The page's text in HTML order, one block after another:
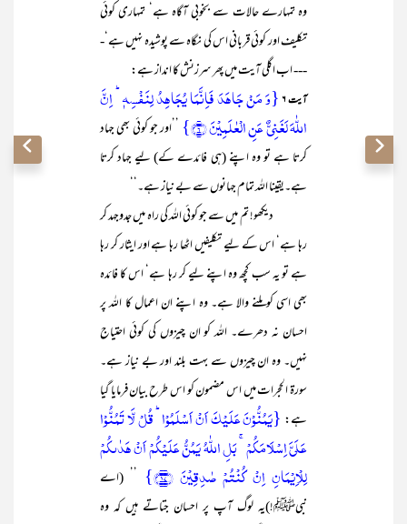
وہ تمہارے حالات سے بخوبی آگاہ ہے‘ تمہاری کوئی
تکلیف اور کوئی قربانی اس کی نگاہ سے پوشیدہ نہیں ہے‘-
--- اب اگلی آیت میں پھر سرزنش کا انداز ہے:
آیت ۶ {وَ مَنۡ جَاہَدَ فَاِنَّمَا یُجَاہِدُ لِنَفۡسِہٖ ؕ اِنَّ
اللّٰہَ لَغَنِیٌّ عَنِ الۡعٰلَمِیۡنَ ﴿۶﴾}
’’اور جو کوئی بھی جہاد
کرتا ہے تو وہ اپنے (ہی فائدے کے) لیے جہاد کرتا
ہے۔یقینا اللہ تمام جہانوں سے بے نیاز ہے۔‘‘
دیکھو! تم میں سے جو کوئی اللہ کی راہ میں جدوجہد کر
رہا ہے‘ اس کے لیے تکلیفیں اٹھا رہا ہے اور ایثار کر رہا
ہے تو یہ سب کچھ وہ اپنے لیے کر رہا ہے‘ اس کا فائدہ
بھی اسی کو ملنے والا ہے۔ وہ اپنے ان اعمال کا اللہ پر
احسان نہ دھرے۔ اللہ کو ان چیزوں کی کوئی احتیاج
نہیں۔ وہ ان چیزوں سے بہت بلند اور بے نیاز ہے۔
سورۃ الحجرات میں اس مضمون کو اس طرح بیان فرمایا گیا
ہے: {یَمُنُّوۡنَ عَلَیۡکَ اَنۡ اَسۡلَمُوۡا ؕ قُلۡ لَّا تَمُنُّوۡا
عَلَیَّ اِسۡلَامَکُمۡ ۚ بَلِ اللّٰہُ یَمُنُّ عَلَیۡکُمۡ اَنۡ ہَدٰىکُمۡ
لِلۡاِیۡمَانِ اِنۡ کُنۡتُمۡ صٰدِقِیۡنَ ﴿۱۷﴾}
’’ (اے
نبیﷺ!)یہ لوگ آپ پر احسان جتاتے ہیں کہ وہ